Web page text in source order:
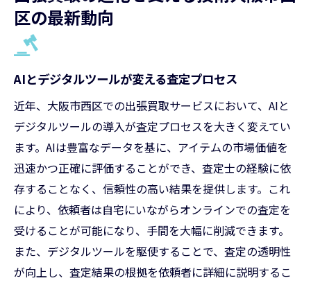
区の最新動向
AIとデジタルツールが変える査定プロセス
近年、大阪市西区での出張買取サービスにおいて、AIと
デジタルツールの導入が査定プロセスを大きく変えてい
ます。AIは豊富なデータを基に、アイテムの市場価値を
迅速かつ正確に評価することができ、査定士の経験に依
存することなく、信頼性の高い結果を提供します。これ
により、依頼者は自宅にいながらオンラインでの査定を
受けることが可能になり、手間を大幅に削減できます。
また、デジタルツールを駆使することで、査定の透明性
が向上し、査定結果の根拠を依頼者に詳細に説明するこ